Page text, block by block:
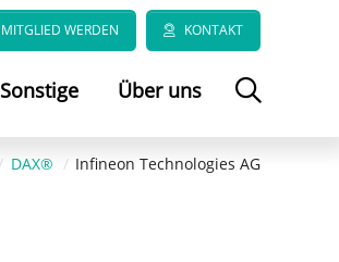
MITGLIED WERDEN KONTAKT
Sonstige Über uns
DAX® Infineon Technologies AG